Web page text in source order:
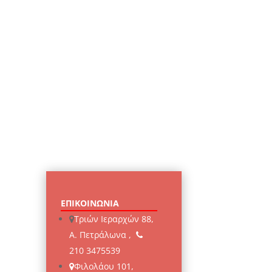
ΕΠΙΚΟΙΝΩΝΙΑ
Τριών Ιεραρχών 88,
Α. Πετράλωνα ,
210 3475539
Φιλολάου 101,